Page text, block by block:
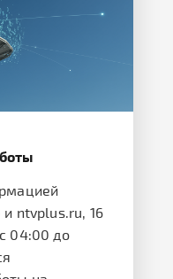
и ntvplus.ru, 16
04:00 до